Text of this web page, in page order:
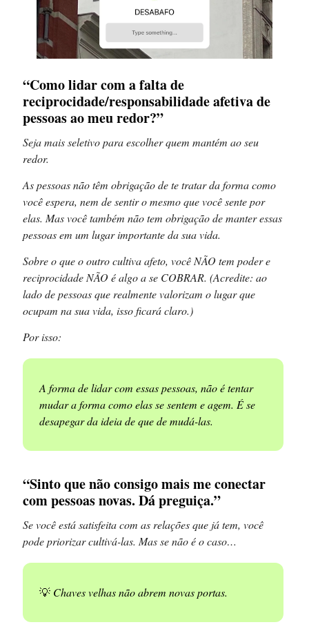
“Como lidar com a falta de
reciprocidade/responsabilidade afetiva de
pessoas ao meu redor?”
Seja mais seletivo para escolher quem mantém ao seu
redor.
As pessoas não têm obrigação de te tratar da forma como
você espera, nem de sentir o mesmo que você sente por
elas. Mas você também não tem obrigação de manter essas
pessoas em um lugar importante da sua vida.
Sobre o que o outro cultiva afeto, você NÃO tem poder e
reciprocidade NÃO é algo a se COBRAR. (Acredite: ao
lado de pessoas que realmente valorizam o lugar que
ocupam na sua vida, isso ficará claro.)
Por isso:
A forma de lidar com essas pessoas, não é tentar
mudar a forma como elas se sentem e agem. É se
desapegar da ideia de que de mudá-las.
“Sinto que não consigo mais me conectar
com pessoas novas. Dá preguiça.”
Se você está satisfeita com as relações que já tem, você
pode priorizar cultivá-las. Mas se não é o caso…
💡 Chaves velhas não abrem novas portas.